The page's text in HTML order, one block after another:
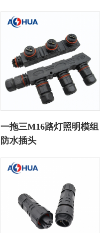
一拖三M16路灯照明模组
防水插头